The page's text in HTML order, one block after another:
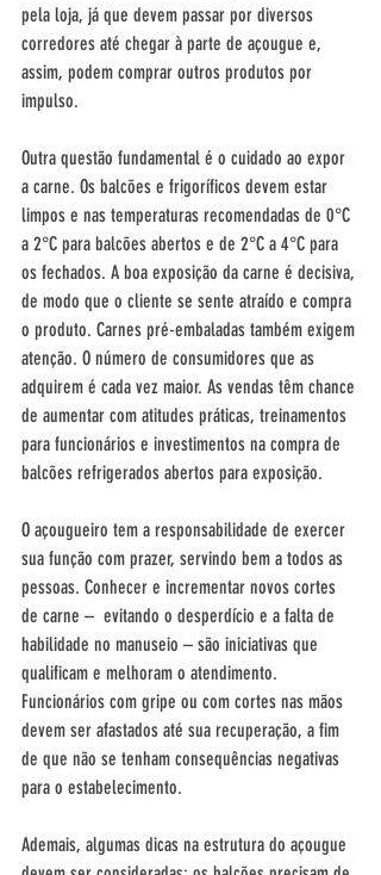
pela loja, já que devem passar por diversos
corredores até chegar à parte de açougue e,
assim, podem comprar outros produtos por
impulso.
Outra questão fundamental é o cuidado ao expor
a carne. Os balcões e frigoríficos devem estar
limpos e nas temperaturas recomendadas de 0°C
a 2°C para balcões abertos e de 2°C a 4°C para
os fechados. A boa exposição da carne é decisiva,
de modo que o cliente se sente atraído e compra
o produto. Carnes pré-embaladas também exigem
atenção. O número de consumidores que as
adquirem é cada vez maior. As vendas têm chance
de aumentar com atitudes práticas, treinamentos
para funcionários e investimentos na compra de
balcões refrigerados abertos para exposição.
O açougueiro tem a responsabilidade de exercer
sua função com prazer, servindo bem a todos as
pessoas. Conhecer e incrementar novos cortes
de carne –  evitando o desperdício e a falta de
habilidade no manuseio – são iniciativas que
qualificam e melhoram o atendimento.
Funcionários com gripe ou com cortes nas mãos
devem ser afastados até sua recuperação, a fim
de que não se tenham consequências negativas
para o estabelecimento.
Ademais, algumas dicas na estrutura do açougue